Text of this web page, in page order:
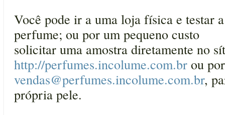
Você pode ir a uma loja física e testar
perfume; ou por um pequeno custo
solicitar uma amostra diretamente no
http://perfumes.incolume.com.br ou
vendas@perfumes.incolume.com.br,
própria pele.